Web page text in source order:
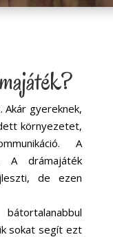
Akár gyereknek,
környezetet,
A
A drámajáték
de ezen
sokat segít ezt